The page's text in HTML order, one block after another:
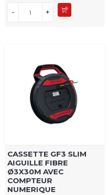
- +
CASSETTE GF3 SLIM
AIGUILLE FIBRE
Ø3X30M AVEC
COMPTEUR
NUMERIQUE